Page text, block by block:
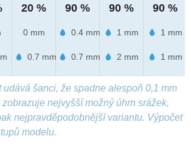
20 %
0 mm
0.7 mm
90 %
0.4 mm
0.7 mm
90 %
1 mm
2 mm
90 %
1 mm
1 mm
šanci, že spadne alespoň 0,1 mm
nejvyšší možný úhrn srážek,
nejpravděpodobnější variantu. Výpočet
modelu.